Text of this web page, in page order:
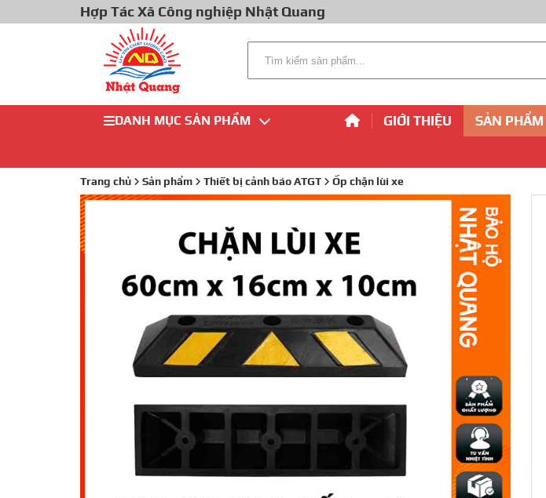
Hợp Tác Xã Công nghiệp Nhật Quang
DANH MỤC SẢN PHẨM GIỚI THIỆU SẢN PHẨM
Trang chủ Sản phẩm Thiết bị cảnh báo ATGT Ốp chặn lùi xe